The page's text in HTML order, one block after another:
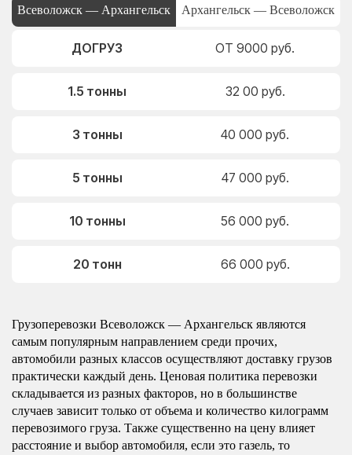
Всеволожск — Архангельск Архангельск — Всеволожск
ДОГРУЗ ОТ 9000 руб.
1.5 тонны 32 00 руб.
3 тонны 40 000 руб.
5 тонны 47 000 руб.
10 тонны 56 000 руб.
20 тонн 66 000 руб.
Грузоперевозки Всеволожск — Архангельск являются
самым популярным направлением среди прочих,
автомобили разных классов осуществляют доставку грузов
практически каждый день. Ценовая политика перевозки
складывается из разных факторов, но в большинстве
случаев зависит только от объема и количество килограмм
перевозимого груза. Также существенно на цену влияет
расстояние и выбор автомобиля, если это газель, то